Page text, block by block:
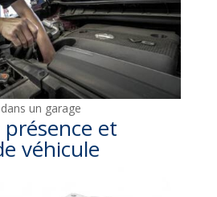
un garage
et
véhicule